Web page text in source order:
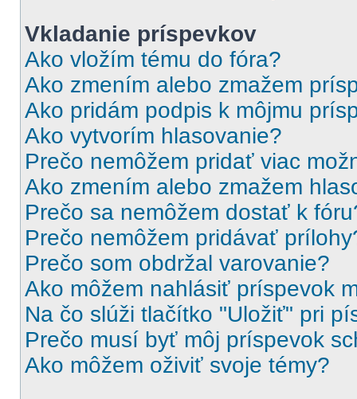
Vkladanie príspevkov
Ako vložím tému do fóra?
Ako zmením alebo zmažem
Ako pridám podpis k môjmu
Ako vytvorím hlasovanie?
Prečo nemôžem pridať viac
Ako zmením alebo zmažem
Prečo sa nemôžem dostať k
Prečo nemôžem pridávať
Prečo som obdržal varovanie?
Ako môžem nahlásiť príspevok
Na čo slúži tlačítko "Uložiť" pri
Prečo musí byť môj príspevok
Ako môžem oživiť svoje témy?